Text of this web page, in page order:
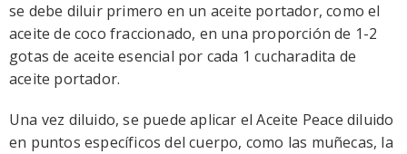
se debe diluir primero en un aceite portador, como el
aceite de coco fraccionado, en una proporción de 1-2
gotas de aceite esencial por cada 1 cucharadita de
aceite portador.
Una vez diluido, se puede aplicar el Aceite Peace diluido
en puntos específicos del cuerpo, como las muñecas, la